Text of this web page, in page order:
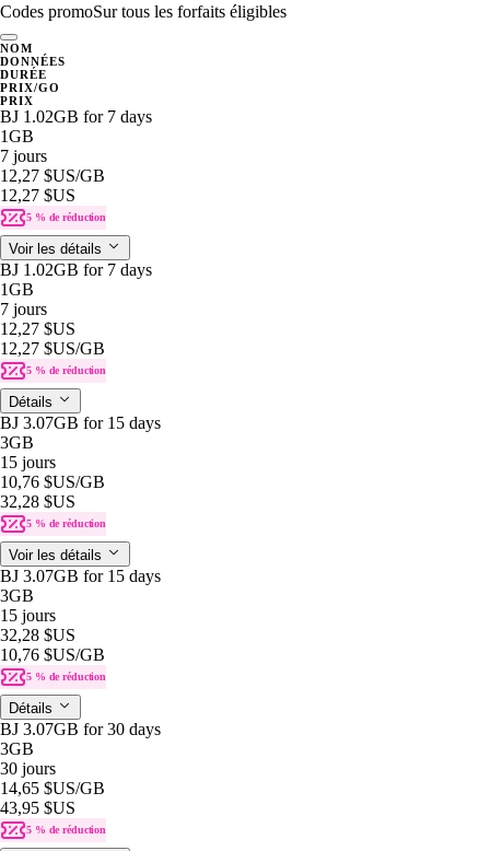
Codes promoSur tous les forfaits éligibles
NOM
DONNÉES
DURÉE
PRIX/GO
PRIX
BJ 1.02GB for 7 days
1GB
7 jours
12,27 $US/GB
12,27 $US
5 % de réduction
Voir les détails
BJ 1.02GB for 7 days
1GB
7 jours
12,27 $US
12,27 $US/GB
5 % de réduction
Détails
BJ 3.07GB for 15 days
3GB
15 jours
10,76 $US/GB
32,28 $US
5 % de réduction
Voir les détails
BJ 3.07GB for 15 days
3GB
15 jours
32,28 $US
10,76 $US/GB
5 % de réduction
Détails
BJ 3.07GB for 30 days
3GB
30 jours
14,65 $US/GB
43,95 $US
5 % de réduction